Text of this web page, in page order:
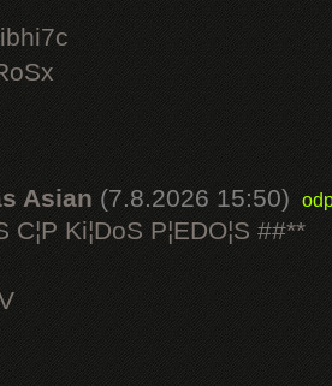
Asian (7.8.2026 15:50)
C¦P Ki¦DoS P¦EDO¦S ##**